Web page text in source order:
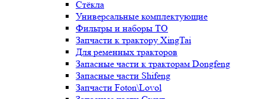
Стёкла
Универсальные комплектующие
Фильтры и наборы ТО
Запчасти к трактору XingTai
Для ременных тракторов
Запасные части к тракторам Dongfeng
Запасные части Shifeng
Запчасти Foton\Lovol